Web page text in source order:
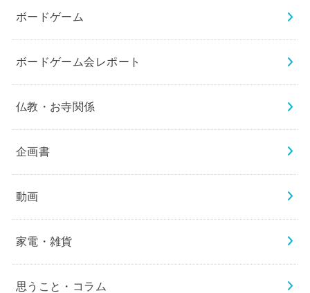
ボードゲーム
ボードゲーム会レポート
仏教・お寺関係
企画書
動画
家電・雑貨
思うこと・コラム